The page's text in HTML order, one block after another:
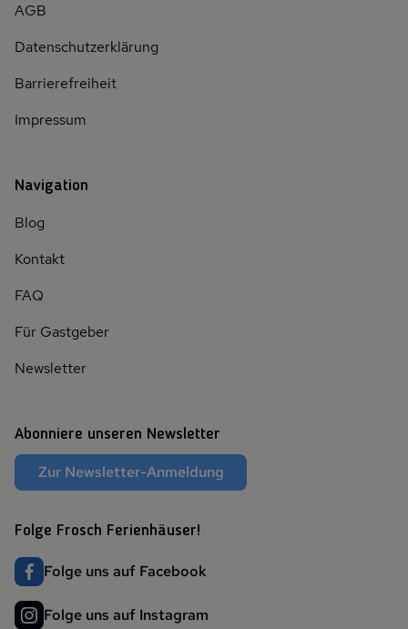
AGB
Datenschutzerklärung
Barrierefreiheit
Impressum
Navigation
Blog
Kontakt
FAQ
Für Gastgeber
Newsletter
Abonniere unseren Newsletter
Zur Newsletter-Anmeldung
Folge Frosch Ferienhäuser!
Folge uns auf Facebook
Folge uns auf Instagram